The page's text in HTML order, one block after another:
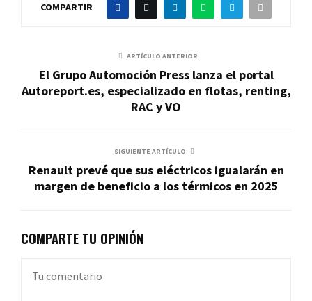
COMPARTIR
ARTÍCULO ANTERIOR
El Grupo Automoción Press lanza el portal
Autoreport.es, especializado en flotas, renting,
RAC y VO
SIGUIENTE ARTÍCULO
Renault prevé que sus eléctricos igualarán en
margen de beneficio a los térmicos en 2025
COMPARTE TU OPINIÓN